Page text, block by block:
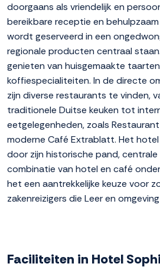
doorgaans als vriendelijk en
bereikbare receptie en
wordt geserveerd in een
regionale producten centraal
genieten van huisgemaakte
koffiespecialiteiten. In de directe
zijn diverse restaurants te vinden,
traditionele Duitse keuken tot
eetgelegenheden, zoals
moderne Café Extrablatt. Het
door zijn historische pand, centrale
combinatie van hotel en café
het een aantrekkelijke keuze voor
zakenreizigers die Leer en
Faciliteiten in Hotel